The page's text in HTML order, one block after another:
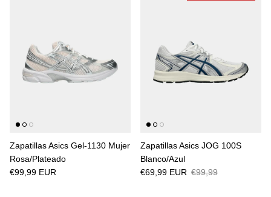
Zapatillas Asics Gel-1130 Mujer
Rosa/Plateado
€99,99 EUR
Zapatillas Asics JOG 100S
Blanco/Azul
€69,99 EUR €99,99